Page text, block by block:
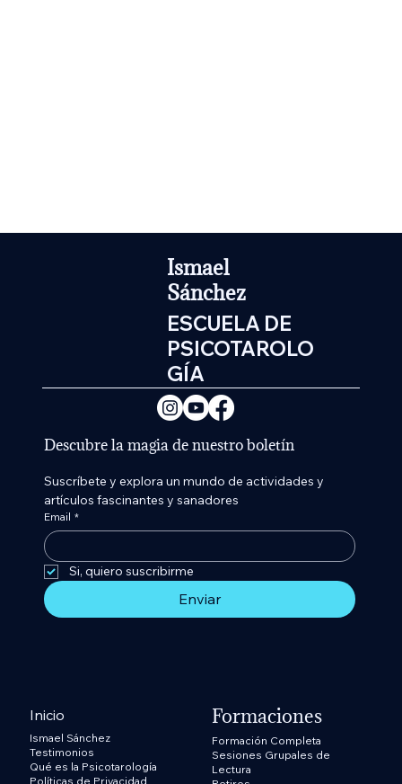
Inicio
Ismael Sánchez
Testimonios
Qué es la Psicotarología
Políticas de Privacidad
Formaciones
Formación Completa
Sesiones Grupales de
Lectura
Descubre la magia de nuestro boletín
Suscríbete y explora un mundo de actividades y
artículos fascinantes y sanadores
Email *
Enviar
Ismael
Sánchez
ESCUELA DE
PSICOTAROLO
GÍA